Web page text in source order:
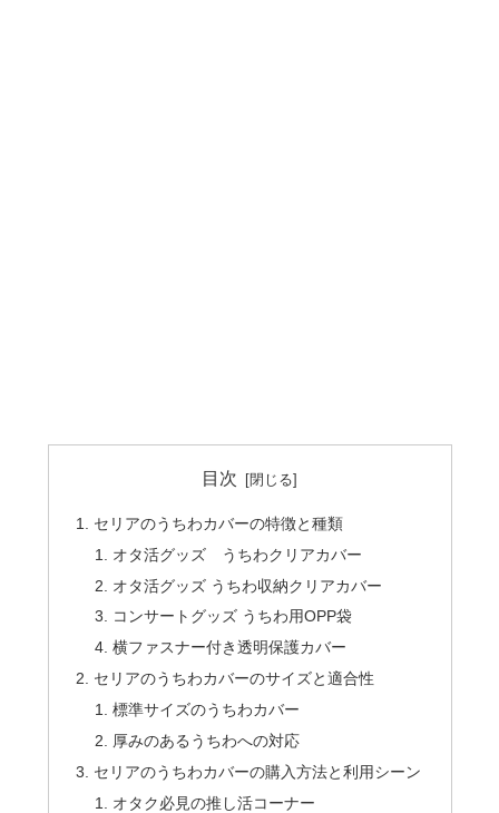
目次
セリアのうちわカバーの特徴と種類
オタ活グッズ うちわクリアカバー
オタ活グッズ うちわ収納クリアカバー
コンサートグッズ うちわ用OPP袋
横ファスナー付き透明保護カバー
セリアのうちわカバーのサイズと適合性
標準サイズのうちわカバー
厚みのあるうちわへの対応
セリアのうちわカバーの購入方法と利用シーン
オタク必見の推し活コーナー